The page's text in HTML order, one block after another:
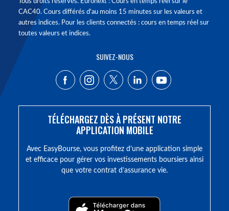
CAC40. Cours différés d'au moins 15 minutes sur les valeurs et
autres indices. Pour les clients connectés : cours en temps réel sur
toutes valeurs et indices.
SUIVEZ-NOUS
TÉLÉCHARGEZ DÈS À PRÉSENT NOTRE
APPLICATION MOBILE
Avec EasyBourse, vous profitez d’une application simple
et efficace pour gérer vos investissements boursiers ainsi
que votre contrat d’assurance vie.